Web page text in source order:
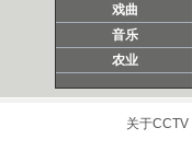
戏曲
音乐
农业
关于CCTV|